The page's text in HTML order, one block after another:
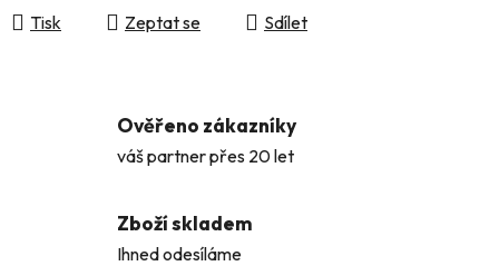
Tisk Zeptat se Sdílet
Ověřeno zákazníky
váš partner přes 20 let
Zboží skladem
Ihned odesíláme